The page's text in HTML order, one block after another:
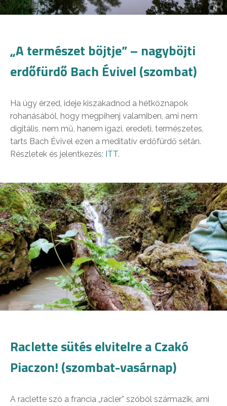
„A természet böjtje” – nagyböjti
erdőfürdő Bach Évivel (szombat)
Ha úgy érzed, ideje kiszakadnod a hétköznapok
rohanásából, hogy megpihenj valamiben, ami nem
digitális, nem mű, hanem igazi, eredeti, természetes,
tarts Bach Évivel ezen a meditatív erdőfürdő sétán.
Részletek és jelentkezés: ITT.
Raclette sütés elvitelre a Czakó
Piaczon! (szombat-vasárnap)
A raclette szó a francia „racler” szóból származik, ami